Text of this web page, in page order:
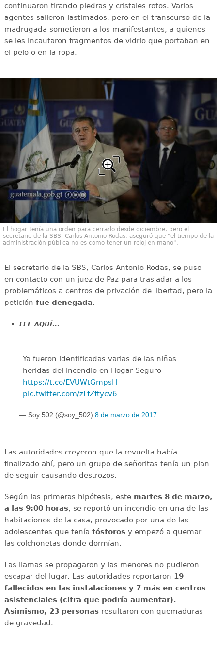
continuaron tirando piedras y cristales rotos. Varios
agentes salieron lastimados, pero en el transcurso de la
madrugada sometieron a los manifestantes, a quienes
se les incautaron fragmentos de vidrio que portaban en
el pelo o en la ropa.
El hogar tenía una orden para cerrarlo desde diciembre, pero el
secretario de la SBS, Carlos Antonio Rodas, aseguró que "el tiempo de la
administración pública no es como tener un reloj en mano".
El secretario de la SBS, Carlos Antonio Rodas, se puso
en contacto con un juez de Paz para trasladar a los
problemáticos a centros de privación de libertad, pero la
petición fue denegada.
LEE AQUÍ...
Ya fueron identificadas varias de las niñas
heridas del incendio en Hogar Seguro
https://t.co/EVUWtGmpsH
pic.twitter.com/zLfZftycv6
— Soy 502 (@soy_502) 8 de marzo de 2017
Las autoridades creyeron que la revuelta había
finalizado ahí, pero un grupo de señoritas tenía un plan
de seguir causando destrozos.
Según las primeras hipótesis, este martes 8 de marzo,
a las 9:00 horas, se reportó un incendio en una de las
habitaciones de la casa, provocado por una de las
adolescentes que tenía fósforosy empezó a quemar
las colchonetas donde dormían.
Las llamas se propagaron y las menores no pudieron
escapar del lugar. Las autoridades reportaron 19
fallecidos en las instalaciones y 7 más en centros
asistenciales (cifra que podría aumentar).
Asimismo, 23 personasresultaron con quemaduras
de gravedad.